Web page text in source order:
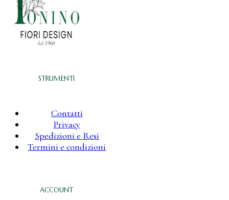
STRUMENTI
Contatti
Privacy
Spedizioni e Resi
Termini e condizioni
ACCOUNT